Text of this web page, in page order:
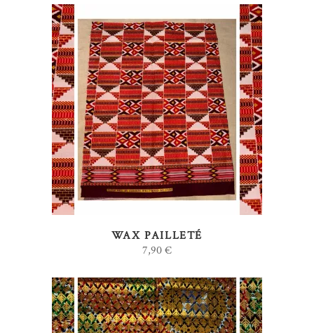
AJOUTER AU PANIER
WAX PAILLETÉ
7,90€